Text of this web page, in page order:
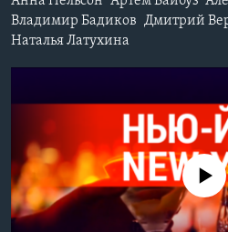
ДЕТАЛИ
АМЕРИКА. БОЛЬШОЕ
АМЕРИКАНСКИЕ ГОРОДКИ
УЧИМ АНГЛИЙСКИЙ
Learning English
СОЦИАЛЬНЫЕ СЕТИ
Владимир Бадиков Дмитрий
Наталья Латухина
No media source